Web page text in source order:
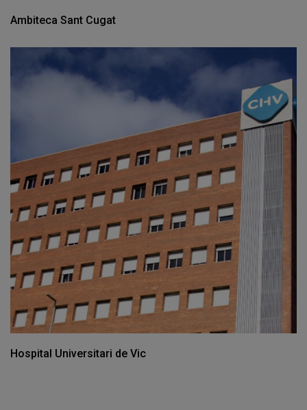
Ambiteca Sant Cugat
Hospital Universitari de Vic